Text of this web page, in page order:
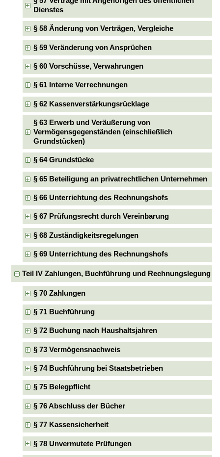
Dienstes
§ 58 Änderung von Verträgen, Vergleiche
§ 59 Veränderung von Ansprüchen
§ 60 Vorschüsse, Verwahrungen
§ 61 Interne Verrechnungen
§ 62 Kassenverstärkungsrücklage
§ 63 Erwerb und Veräußerung von
Vermögensgegenständen (einschließlich
Grundstücken)
§ 64 Grundstücke
§ 65 Beteiligung an privatrechtlichen Unternehmen
§ 66 Unterrichtung des Rechnungshofs
§ 67 Prüfungsrecht durch Vereinbarung
§ 68 Zuständigkeitsregelungen
§ 69 Unterrichtung des Rechnungshofs
Teil IV Zahlungen, Buchführung und Rechnungslegung
§ 70 Zahlungen
§ 71 Buchführung
§ 72 Buchung nach Haushaltsjahren
§ 73 Vermögensnachweis
§ 74 Buchführung bei Staatsbetrieben
§ 75 Belegpflicht
§ 76 Abschluss der Bücher
§ 77 Kassensicherheit
§ 78 Unvermutete Prüfungen